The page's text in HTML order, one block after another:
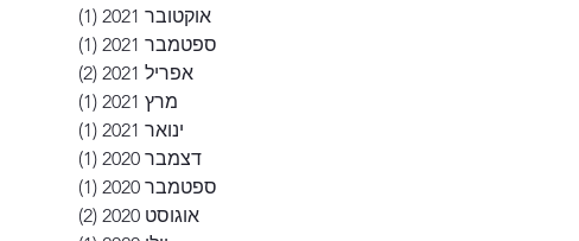
אוקטובר 2021
(1)
ספטמבר 2021
(1)
אפריל 2021
(2)
מרץ 2021
(1)
ינואר 2021
(1)
דצמבר 2020
(1)
ספטמבר 2020
(1)
אוגוסט 2020
(2)